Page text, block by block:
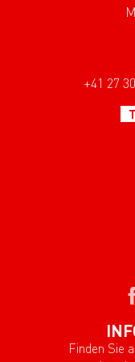
+41 27
Finden Sie